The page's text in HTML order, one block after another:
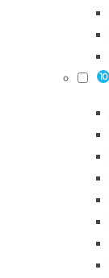
10